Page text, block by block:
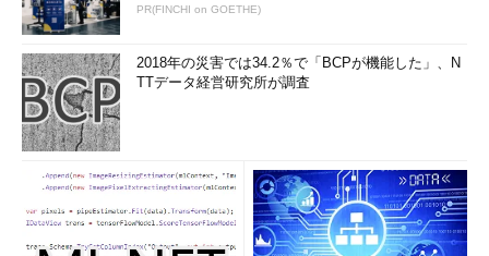
PR(FINCHI on GOETHE)
2018年の災害では34.2％で「BCPが機能した」、N
TTデータ経営研究所が調査